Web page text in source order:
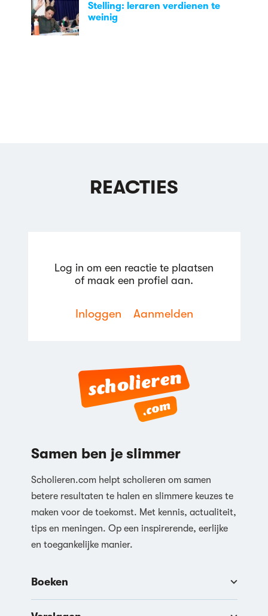
Stelling: leraren verdienen te
weinig
REACTIES
Log in om een reactie te plaatsen
of maak een profiel aan.
Inloggen Aanmelden
Samen ben je slimmer
Scholieren.com helpt scholieren om samen
betere resultaten te halen en slimmere keuzes te
maken voor de toekomst. Met kennis, actualiteit,
tips en meningen. Op een inspirerende, eerlijke
en toegankelijke manier.
Boeken